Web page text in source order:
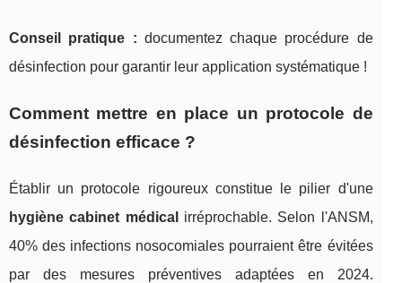
Conseil pratique : documentez chaque procédure de
désinfection pour garantir leur application systématique !
Comment mettre en place un protocole de
désinfection efficace ?
Établir un protocole rigoureux constitue le pilier d'une
hygiène cabinet médical
irréprochable. Selon l'ANSM,
40% des infections nosocomiales pourraient être évitées
par des mesures préventives adaptées en 2024.